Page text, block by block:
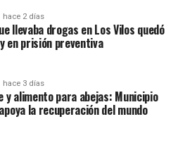
hace 2 días
llevaba drogas en Los Vilos quedó
en prisión preventiva
hace 3 días
y alimento para abejas: Municipio
la recuperación del mundo